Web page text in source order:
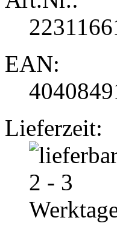
EAN:
Lieferzeit: